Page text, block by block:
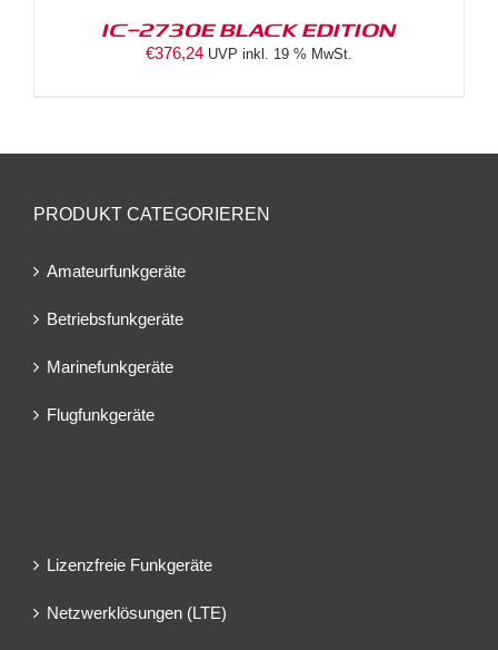
IC-2730E BLACK EDITION
€376,24 UVP inkl. 19 % MwSt.
PRODUKT CATEGORIEREN
Amateurfunkgeräte
Betriebsfunkgeräte
Marinefunkgeräte
Flugfunkgeräte
Lizenzfreie Funkgeräte
Netzwerklösungen (LTE)